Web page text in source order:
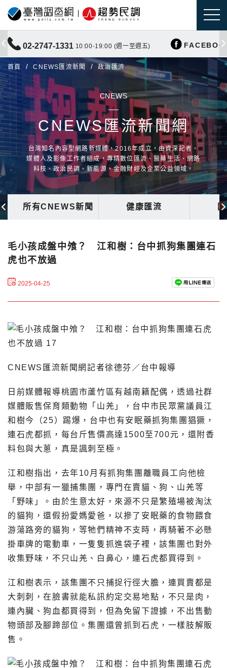
02-2747-1331 10:00-19:00 (週一至週五)
首頁 CNEWS匯流新聞 政治匯流
CNEWS
CNEWS匯流新聞網
台灣知名內容型網路新媒體，2016年成立，由資深記者、
媒體人及影像工作者組成，專精數位匯流、醫藥生活、網路
科技、政治民調、新能源、金融財經及企業公益領域。
所有CNEWS新聞 健康匯流
毛小孩成盤中飧？ 江和樹：台中抓狗集團連石
虎也不放過
2025-04-25
CNEWS匯流新聞網記者徐德芬／台中報導
日前媒體報導桃園市蘆竹區有越南籍配偶，透過社群
媒體販售保育類動物「山羌」，台中市民眾黨議員江
和樹今（25）踢爆，台中也有安眠藥抓狗集團猖獗，
連石虎都抓，每台斤售價高達1500至700元，還附香
料包與大蔥，真是諷刺至極。
江和樹指出，去年10月有抓狗集團離職員工向他檢
舉，中部有一獵捕集團，專門在賣貓、狗、山羌等
「野味」。由於生意太好，來源不只是繁殖場被淘汰
的貓狗，還假扮愛媽愛爸，以摻了安眠藥的食物餵食
游蕩路旁的貓狗，等牠們精神不支時，再騎著不必懸
掛車牌的電動車，一隻隻抓進袋子裡，該集團也對外
收集野味，不只山羌、白鼻心，連石虎都買得到。
江和樹表示，該集團不只捕捉行徑大膽，連買賣都是
大刺刺，在臉書就能私訊約定交易地點，不只是肉，
連內臟、狗血都買得到，但為免留下證據，不出售動
物頭部及腳蹄部位。集團還曾抓到石虎，一樣肢解販
售。